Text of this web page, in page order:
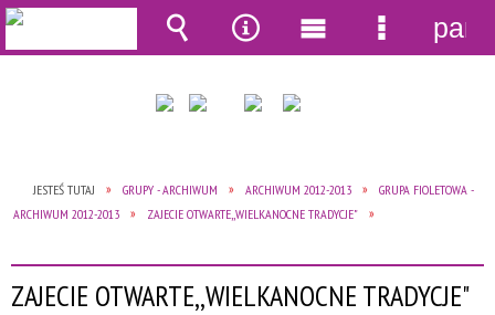
JESTEŚ TUTAJ GRUPY - ARCHIWUM ARCHIWUM 2012-2013
GRUPA FIOLETOWA -
ARCHIWUM 2012-2013
ZAJECIE OTWARTE,,WIELKANOCNE TRADYCJE"
ZAJECIE OTWARTE,,WIELKANOCNE TRADYCJE"
Wyszukiwarka
Narzędzia
Menu
główne
Menu